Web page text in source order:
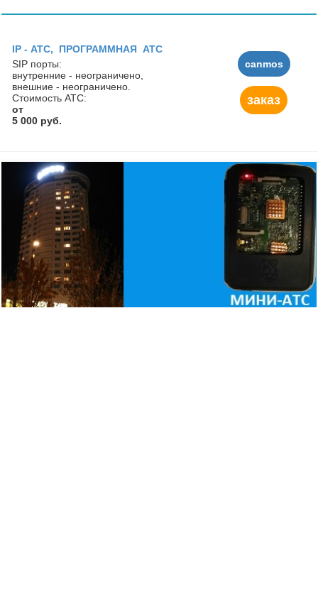
IP - АТC, ПРОГРАММНАЯ АТС
SIP порты:
внутренние - неограничено,
внешние - неограничено.
Стоимость АТС:
от
5 000 руб.
canmos
заказ